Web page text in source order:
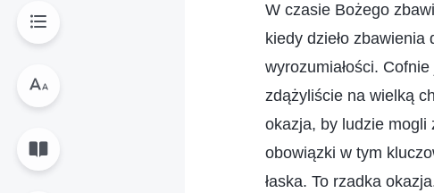
W czasie Bożego
kiedy dzieło zbawienia
wyrozumiałości.
zdążyliście na wielką
okazja, by ludzie mogli
obowiązki w tym
łaska. To rzadka